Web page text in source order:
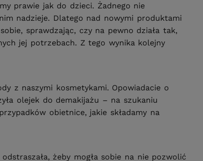
prawie jak do dzieci. Żadnego nie
nadzieje. Dlatego nad nowymi produktami
sprawdzając, czy na pewno działa tak,
jej potrzebach. Z tego wynika kolejny
z naszymi kosmetykami. Opowiadacie o
olejek do demakijażu – na szukaniu
obietnice, jakie składamy na
żeby mogła sobie na nie pozwolić